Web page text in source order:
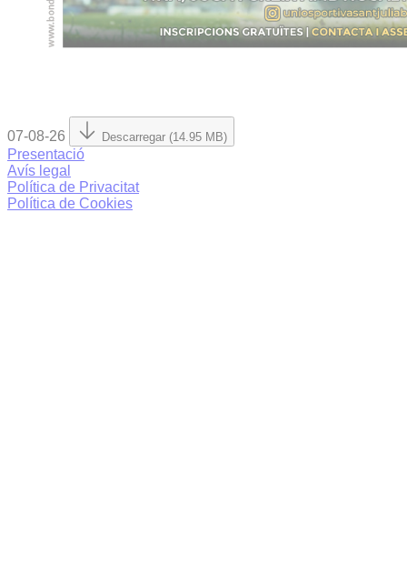
07-08-26 Descarregar (14.95 MB)
Presentació
Avís legal
Política de Privacitat
Política de Cookies